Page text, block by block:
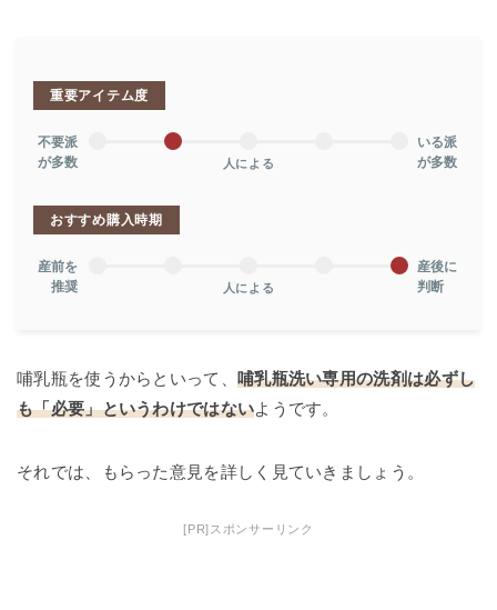
重要アイテム度
不要派
が多数
人による
いる派
が多数
おすすめ購入時期
産前を
推奨
人による
産後に
判断
哺乳瓶を使うからといって、 哺乳瓶洗い専用の洗剤は必ずし
も「必要」というわけではないようです。
それでは、もらった意見を詳しく見ていきましょう。
[PR]スポンサーリンク